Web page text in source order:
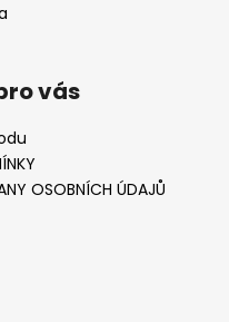
vás
OSOBNÍCH ÚDAJŮ